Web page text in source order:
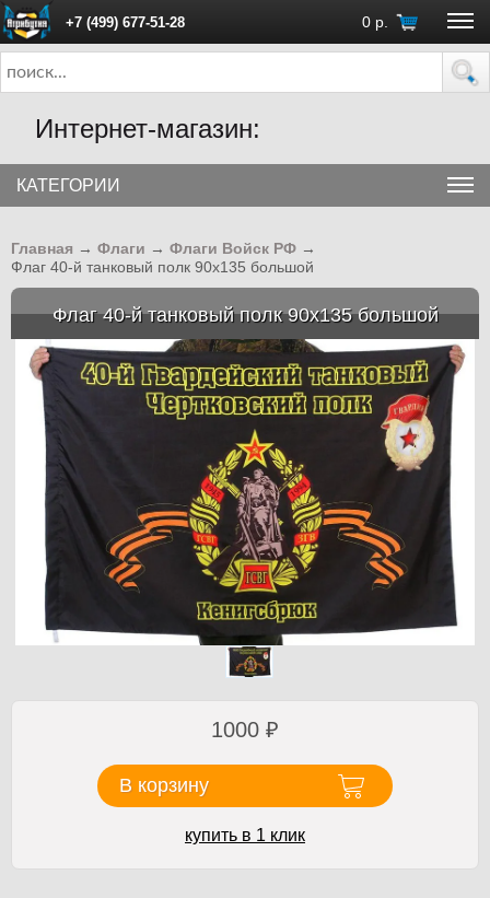
+7 (499) 677-51-28 0 р.
ПН - ПТ с 10:00 до 18:00 (Москва)
Интернет-магазин:
КАТЕГОРИИ
Главная → Флаги → Флаги Войск РФ →
Флаг 40-й танковый полк 90x135 большой
Флаг 40-й танковый полк 90x135 большой
1000 ₽
В корзину
купить в 1 клик